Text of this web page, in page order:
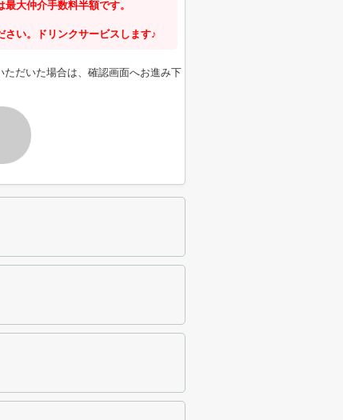
大仲介手数料半額です。
い。ドリンクサービスします♪
だいた場合は、確認画面へお進み下